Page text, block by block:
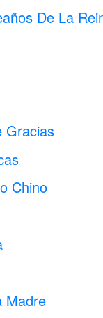
De La
Gracias
Chino
Madre